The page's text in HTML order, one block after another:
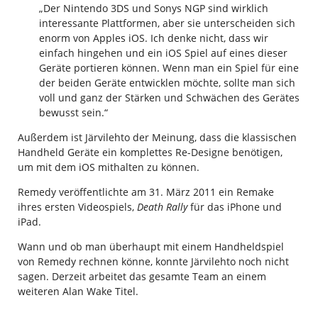
„Der Nintendo 3DS und Sonys NGP sind wirklich
interessante Plattformen, aber sie unterscheiden sich
enorm von Apples iOS. Ich denke nicht, dass wir
einfach hingehen und ein iOS Spiel auf eines dieser
Geräte portieren können. Wenn man ein Spiel für eine
der beiden Geräte entwicklen möchte, sollte man sich
voll und ganz der Stärken und Schwächen des Gerätes
bewusst sein.“
Außerdem ist Järvilehto der Meinung, dass die klassischen
Handheld Geräte ein komplettes Re-Designe benötigen,
um mit dem iOS mithalten zu können.
Remedy veröffentlichte am 31. März 2011 ein Remake
ihres ersten Videospiels, Death Rallyfür das iPhone und
iPad.
Wann und ob man überhaupt mit einem Handheldspiel
von Remedy rechnen könne, konnte Järvilehto noch nicht
sagen. Derzeit arbeitet das gesamte Team an einem
weiteren Alan Wake Titel.